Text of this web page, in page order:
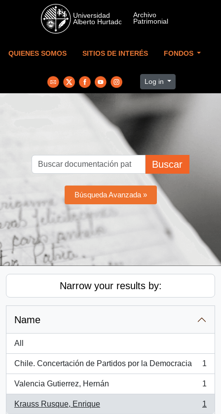
Skip to main content
QUIENES SOMOS SITIOS DE INTERÉS FONDOS
Log in
Buscar
Búsqueda Avanzada »
Narrow your results by:
Name
All
Chile. Concertación de Partidos por la Democracia
, 1 results
1
Valencia Gutierrez, Hernán
, 1 results
1
Krauss Rusque, Enrique
, 1 results
1